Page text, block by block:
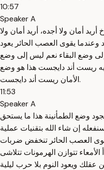
10:57
Speaker A
أمان ولا أجده، أريد أمان ولا
وعندما يقوى العصب الحائر يعود
وضع البقاء نعم ليس إلى وضع
ريست أند دايجست هذا هو وضع
الأمان ريست أند دايجست.
11:53
Speaker A
وضع الطمأنينة هذا ما يستحق
إن شاء الله بتقنيات عملية
العصب الحائر تنخفض ضربات
تتوازن الهرمونات تتلاشى